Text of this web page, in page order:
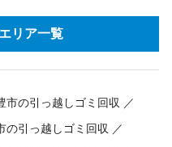
ーナー
ープ等）
スピーカー
器
ノートパソコン
書 ICレコーダー 電卓
置 台車
ク
パーテーション
トボード
ー
ェクター
業務用冷蔵庫
ース
ネタケース
ース ゴンドラ
商品棚
リア一覧
市の引っ越しゴミ回収
の引っ越しゴミ回収